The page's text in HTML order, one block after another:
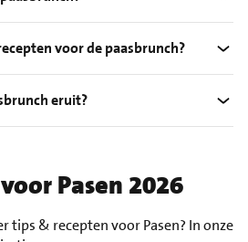
voor de paasbrunch?
eruit?
Pasen 2026
tips & recepten voor Pasen? In onze